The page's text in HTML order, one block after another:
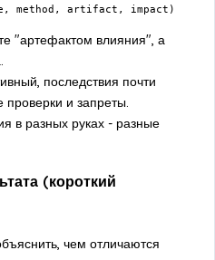
method, artifact, impact)
"артефактом влияния", а
последствия почти
проверки и запреты.
в разных руках - разные
(короткий
чем отличаются